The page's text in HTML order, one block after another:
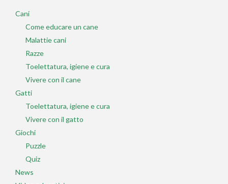
Cani
Come educare un cane
Malattie cani
Razze
Toelettatura, igiene e cura
Vivere con il cane
Gatti
Toelettatura, igiene e cura
Vivere con il gatto
Giochi
Puzzle
Quiz
News